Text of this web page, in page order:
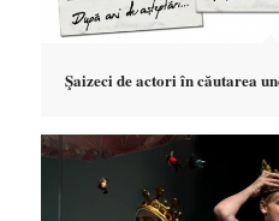
Şaizeci de actori în căutarea